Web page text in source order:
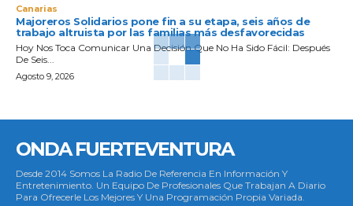
Canarias
Majoreros Solidarios pone fin a su etapa, seis años de
trabajo altruista por las familias más desfavorecidas
Hoy Nos Toca Comunicar Una Decisión Que No Ha Sido Fácil: Después
De Seis...
Agosto 9, 2026
ONDA FUERTEVENTURA
Desde 2014 Somos La Radio De Referencia En Información Y
Entretenimiento. Un Equipo De Profesionales Que Trabajan A Diario
Para Ofrecerle Los Mejores Y Una Programación Propia Variada.